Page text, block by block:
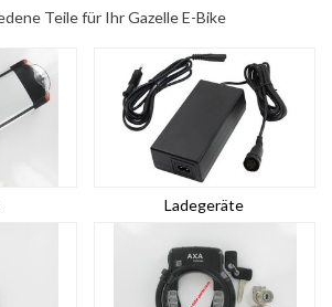
Teile für Ihr Gazelle E-Bike
Ladegeräte